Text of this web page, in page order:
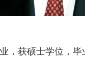
，获硕士学位，